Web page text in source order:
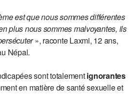
est que nous sommes différentes
plus nous sommes malvoyantes, ils
», raconte Laxmi, 12 ans,
Népal.
sont totalementignorantes
en matière de santé sexuelle et